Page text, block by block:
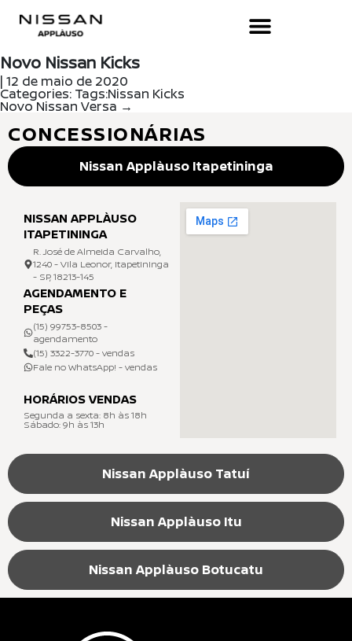
Novo Nissan Kicks
| 12 de maio de 2020
Categories: Tags:Nissan Kicks
Novo Nissan Versa →
CONCESSIONÁRIAS
Nissan Applàuso Itapetininga
Nissan Applàuso Tatuí
Nissan Applàuso Itu
Nissan Applàuso Botucatu
NISSAN APPLÀUSO
ITAPETININGA
R. José de Almeida Carvalho,
1240 - Vila Leonor, Itapetininga
- SP, 18213-145
AGENDAMENTO E
PEÇAS
(15) 99753-8503 -
agendamento
(15) 3322-3770 - vendas
Fale no WhatsApp! - vendas
HORÁRIOS VENDAS
Segunda a sexta: 8h às 18h
Sábado: 9h às 13h